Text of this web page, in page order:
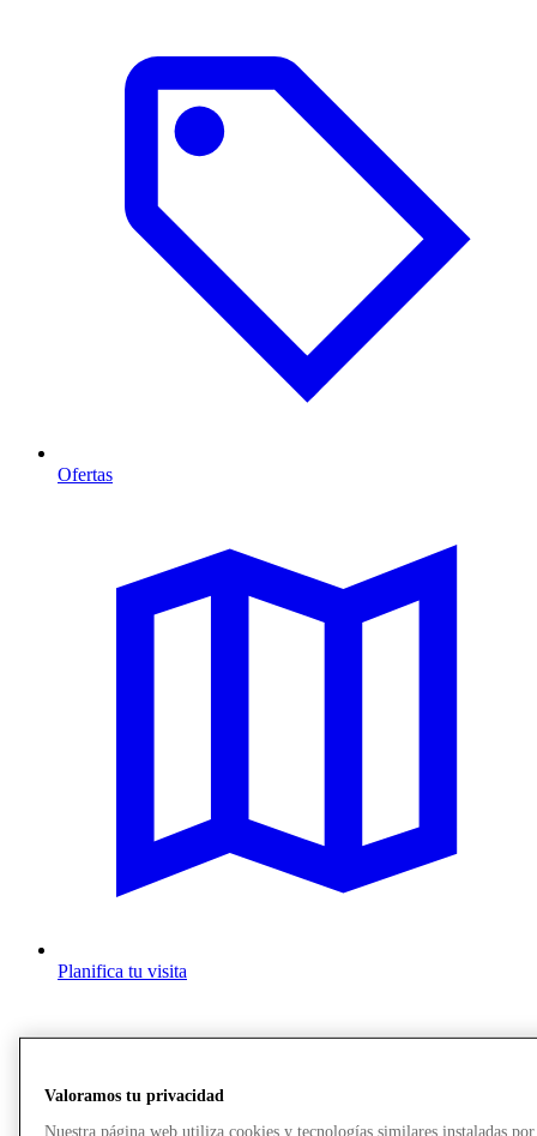
Ofertas
Planifica tu visita
Valoramos tu privacidad
Nuestra página web utiliza cookies y tecnologías similares instaladas